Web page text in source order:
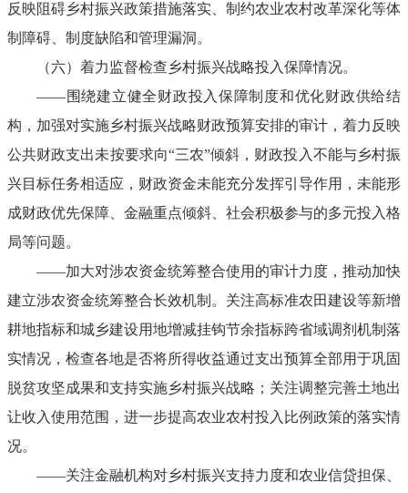
反映阻碍乡村振兴政策措施落实、制约农业农村改革深化等体
制障碍、制度缺陷和管理漏洞。
（六）着力监督检查乡村振兴战略投入保障情况。
——围绕建立健全财政投入保障制度和优化财政供给结
构，加强对实施乡村振兴战略财政预算安排的审计，着力反映
公共财政支出未按要求向“三农”倾斜，财政投入不能与乡村振
兴目标任务相适应，财政资金未能充分发挥引导作用，未能形
成财政优先保障、金融重点倾斜、社会积极参与的多元投入格
局等问题。
——加大对涉农资金统筹整合使用的审计力度，推动加快
建立涉农资金统筹整合长效机制。关注高标准农田建设等新增
耕地指标和城乡建设用地增减挂钩节余指标跨省域调剂机制落
实情况，检查各地是否将所得收益通过支出预算全部用于巩固
脱贫攻坚成果和支持实施乡村振兴战略；关注调整完善土地出
让收入使用范围，进一步提高农业农村投入比例政策的落实情
况。
——关注金融机构对乡村振兴支持力度和农业信贷担保、